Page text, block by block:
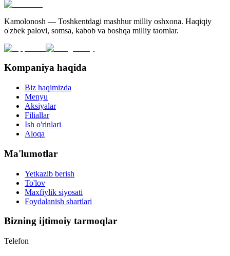
Kamolonosh — Toshkentdagi mashhur milliy oshxona. Haqiqiy
o'zbek palovi, somsa, kabob va boshqa milliy taomlar.
Kompaniya haqida
Biz haqimizda
Menyu
Aksiyalar
Filiallar
Ish o'rinlari
Aloqa
Ma'lumotlar
Yetkazib berish
To'lov
Maxfiylik siyosati
Foydalanish shartlari
Bizning ijtimoiy tarmoqlar
Telefon